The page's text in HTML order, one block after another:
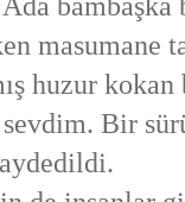
masumane
huzur
sevdim. Bir